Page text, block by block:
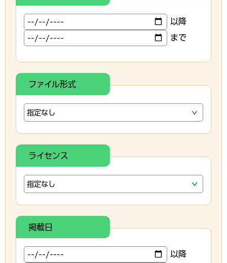
以降
まで
ファイル形式
ライセンス
掲載日
以降